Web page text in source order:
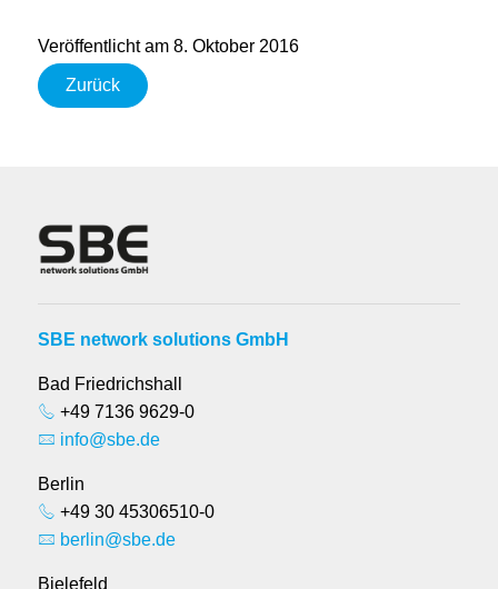
Veröffentlicht am 8. Oktober 2016
Zurück
SBE network solutions GmbH
Bad Friedrichshall
+49 7136 9629-0
info@sbe.de
Berlin
+49 30 45306510-0
berlin@sbe.de
Bielefeld